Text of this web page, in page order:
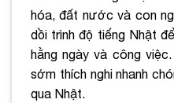
hóa, đất nước và con
dồi trình độ tiếng Nhật
hằng ngày và công
sớm thích nghi nhanh
qua Nhật.